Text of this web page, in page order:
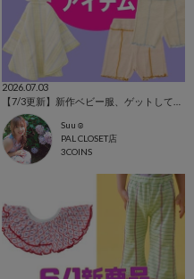
2026.07.03
Suu☺︎
PAL CLOSET店
3COINS